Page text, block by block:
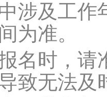
涉及工作
为准。
名时，请
致无法及